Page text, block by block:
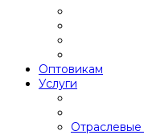
Оптовикам
Услуги